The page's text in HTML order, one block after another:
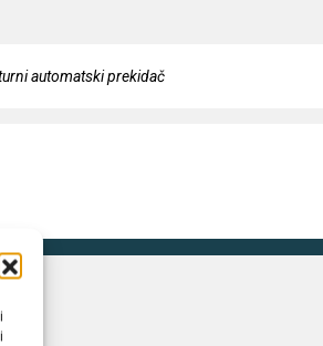
automatski prekidač